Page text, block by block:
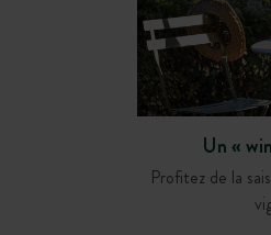
27/09/2026
Campagne
01/11/2026
Campagne
27/09/2026
Patrimoine
27/09/2026
Forêt
Un «
Profitez de la